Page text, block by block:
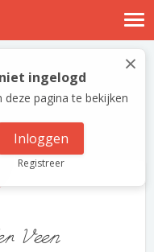
×
ingelogd
deze pagina te bekijken
Inloggen
Registreer
Veen